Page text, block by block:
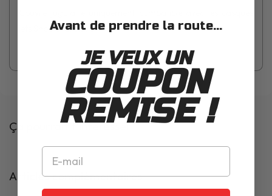
jets Shoei J-Cruise 3
Ça pourrait t'intéresser
Articles complémentaires
Avant de prendre la route...
JE VEUX UN
COUPON
REMISE !